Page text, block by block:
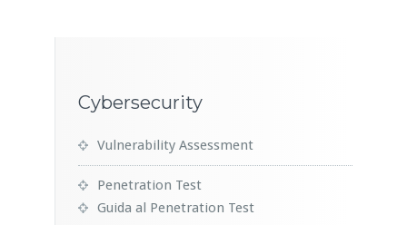
Cybersecurity
Vulnerability Assessment
Penetration Test
Guida al Penetration Test